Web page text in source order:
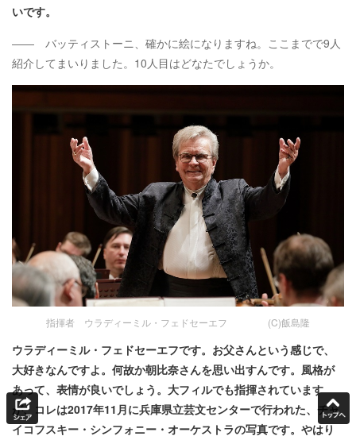
いです。
―― バッティストーニ、確かに絵になりますね。ここまでで9人
紹介してまいりました。10人目はどなたでしょうか。
指揮者 ウラディーミル・フェドセーエフ (C)飯島隆
ウラディーミル・フェドセーエフです。お父さんという感じで、
大好きなんですよ。何故か朝比奈さんを思い出すんです。風格が
あって、表情が良いでしょう。大フィルでも指揮されています
が、コレは2017年11月に兵庫県立芸文センターで行われた、チャ
イコフスキー・シンフォニー・オーケストラの写真です。やはり